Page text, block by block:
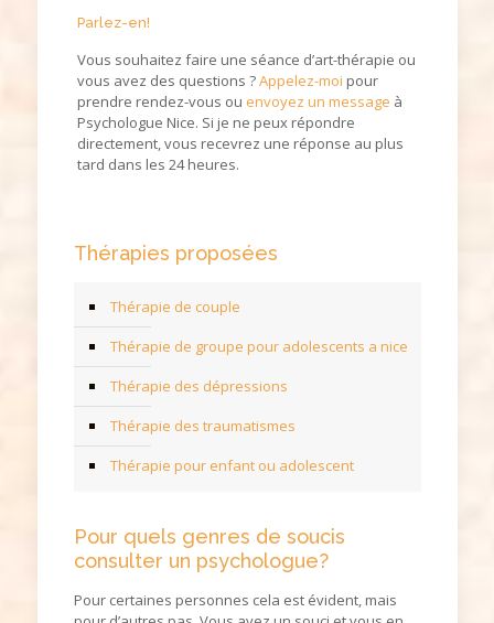
Parlez-en!
Vous souhaitez faire une séance d’art-thérapie ou
vous avez des questions ?Appelez-moi pour
prendre rendez-vous ou envoyez un message à
Psychologue Nice. Si je ne peux répondre
directement, vous recevrez une réponse au plus
tard dans les 24 heures.
Thérapies proposées
Thérapie de couple
Thérapie de groupe pour adolescents a nice
Thérapie des dépressions
Thérapie des traumatismes
Thérapie pour enfant ou adolescent
Pour quels genres de soucis
consulter un psychologue?
Pour certaines personnes cela est évident, mais